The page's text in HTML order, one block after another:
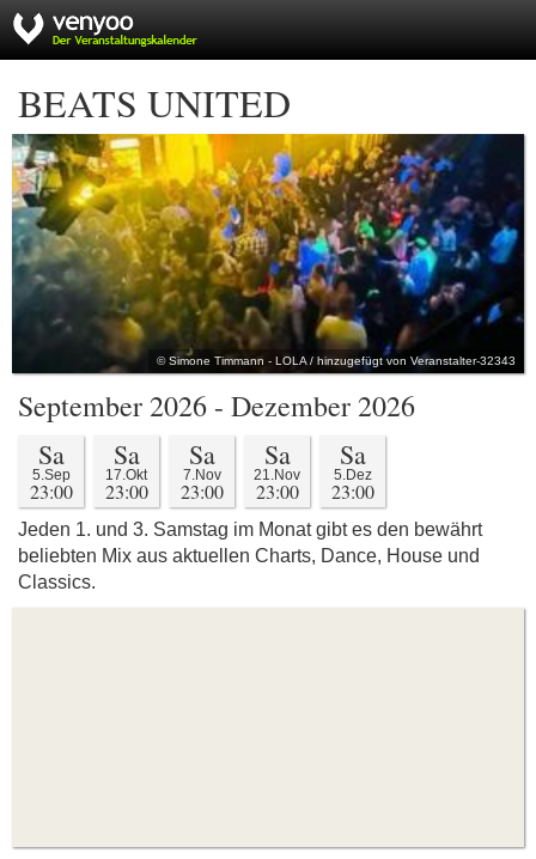
BEATS UNITED
© Simone Timmann - LOLA / hinzugefügt von Veranstalter-32343
September 2026 - Dezember 2026
Sa
5.Sep
23:00
Sa
17.Okt
23:00
Sa
7.Nov
23:00
Sa
21.Nov
23:00
Sa
5.Dez
23:00
Jeden 1. und 3. Samstag im Monat gibt es den bewährt
beliebten Mix aus aktuellen Charts, Dance, House und
Classics.